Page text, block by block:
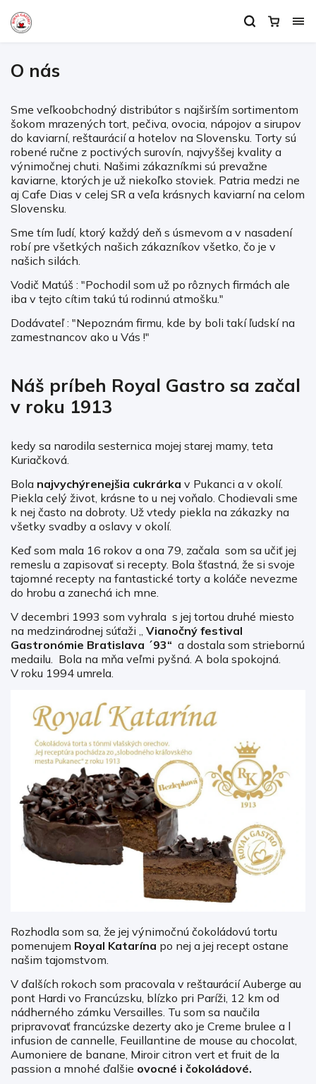
O nás
Sme veľkoobchodný distribútor s najširším sortimentom
šokom mrazených tort, pečiva, ovocia, nápojov a sirupov
do kaviarní, reštaurácií a hotelov na Slovensku. Torty sú
robené ručne z poctivých surovín, najvyššej kvality a
výnimočnej chuti. Našimi zákazníkmi sú prevažne
kaviarne, ktorých je už niekoľko stoviek. Patria medzi ne
aj Cafe Dias v celej SR a veľa krásnych kaviarní na celom
Slovensku.
Sme tím ľudí, ktorý každý deň s úsmevom a v nasadení
robí pre všetkých našich zákazníkov všetko, čo je v
našich silách.
Vodič Matúš : "Pochodil som už po rôznych firmách ale
iba v tejto cítim takú tú rodinnú atmošku."
Dodávateľ : "Nepoznám firmu, kde by boli takí ľudskí na
zamestnancov ako u Vás !"
Náš príbeh Royal Gastro sa začal
v roku 1913
kedy sa narodila sesternica mojej starej mamy, teta
Kuriačková.
Bola najvychýrenejšia cukrárka v Pukanci a v okolí.
Piekla celý život, krásne to u nej voňalo. Chodievali sme
k nej často na dobroty. Už vtedy piekla na zákazky na
všetky svadby a oslavy v okolí.
Keď som mala 16 rokov a ona 79, začala som sa učiť jej
remeslu a zapisovať si recepty. Bola šťastná, že si svoje
tajomné recepty na fantastické torty a koláče nevezme
do hrobu a zanechá ich mne.
V decembri 1993 som vyhrala s jej tortou druhé miesto
na medzinárodnej súťaži „ Vianočný festival
Gastronómie Bratislava ´93“ a dostala som striebornú
medailu. Bola na mňa veľmi pyšná. A bola spokojná.
V roku 1994 umrela.
Rozhodla som sa, že jej výnimočnú čokoládovú tortu
pomenujem Royal Katarína po nej a jej recept ostane
našim tajomstvom.
V ďalších rokoch som pracovala v reštaurácií Auberge au
pont Hardi vo Francúzsku, blízko pri Paríži, 12 km od
nádherného zámku Versailles. Tu som sa naučila
pripravovať francúzske dezerty ako je Creme brulee a l
infusion de cannelle, Feuillantine de mouse au chocolat,
Aumoniere de banane, Miroir citron vert et fruit de la
passion a mnohé ďalšie ovocné i čokoládové.